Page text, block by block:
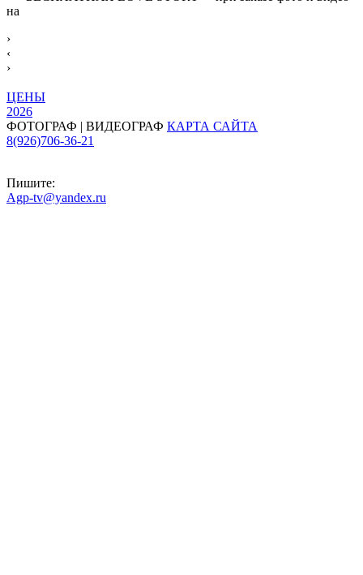
на
›
‹
›
ЦЕНЫ
2026
ФОТОГРАФ | ВИДЕОГРАФ КАРТА САЙТА
8(926)706-36-21
Пишите:
Agp-tv@yandex.ru